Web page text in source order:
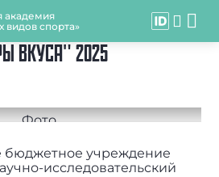
академия
видов спорта»
ВКУСА" 2025
бюджетное учреждение
исследовательский